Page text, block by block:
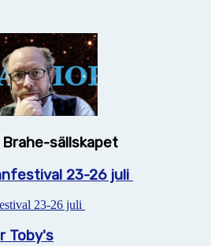
sällskapet
23-26 juli
Toby's